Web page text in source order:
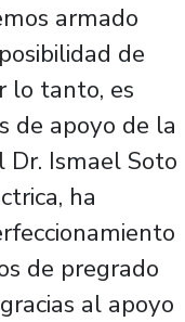
armado
de
lo tanto, es
de apoyo de la
Dr. Ismael Soto
ha
de pregrado
al apoyo